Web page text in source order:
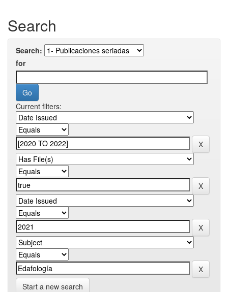
Search
Search:
for
Current filters:
Start a new search